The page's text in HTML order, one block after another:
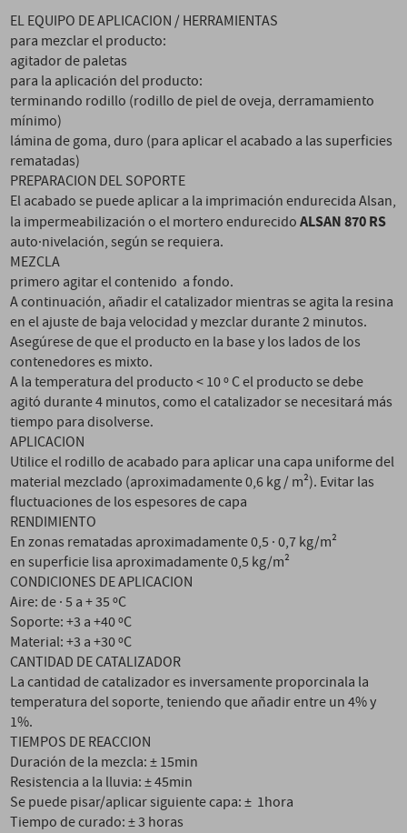
EL EQUIPO DE APLICACION / HERRAMIENTAS
para mezclar el producto:
agitador de paletas
para la aplicación del producto:
terminando rodillo (rodillo de piel de oveja, derramamiento
mínimo)
lámina de goma, duro (para aplicar el acabado a las superficies
rematadas)
PREPARACION DEL SOPORTE
El acabado se puede aplicar a la imprimación endurecida Alsan,
la impermeabilización o el mortero endurecidoALSAN 870 RS
auto·nivelación, según se requiera.
MEZCLA
primero agitar el contenido a fondo.
A continuación, añadir el catalizador mientras se agita la resina
en el ajuste de baja velocidad y mezclar durante 2 minutos.
Asegúrese de que el producto en la base y los lados de los
contenedores es mixto.
A la temperatura del producto < 10 º C el producto se debe
agitó durante 4 minutos, como el catalizador se necesitará más
tiempo para disolverse.
APLICACION
Utilice el rodillo de acabado para aplicar una capa uniforme del
material mezclado (aproximadamente 0,6 kg / m²). Evitar las
fluctuaciones de los espesores de capa
RENDIMIENTO
En zonas rematadas aproximadamente 0,5 · 0,7 kg/m²
en superficie lisa aproximadamente 0,5 kg/m²
CONDICIONES DE APLICACION
Aire: de · 5 a + 35 ºC
Soporte: +3 a +40 ºC
Material: +3 a +30 ºC
CANTIDAD DE CATALIZADOR
La cantidad de catalizador es inversamente proporcinala la
temperatura del soporte, teniendo que añadir entre un 4% y
1%.
TIEMPOS DE REACCION
Duración de la mezcla: ± 15min
Resistencia a la lluvia: ± 45min
Se puede pisar/aplicar siguiente capa: ± 1hora
Tiempo de curado: ± 3 horas